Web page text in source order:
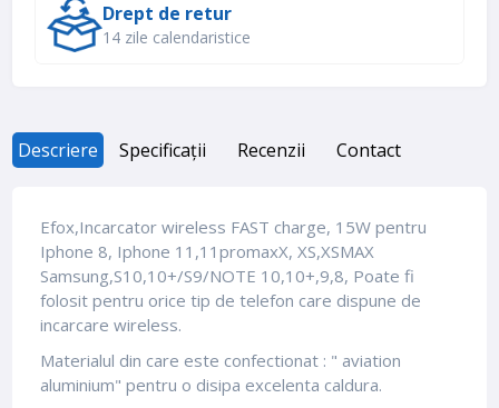
Drept de retur
14 zile calendaristice
Descriere Specificații Recenzii Contact
Efox,Incarcator wireless FAST charge, 15W pentru
Iphone 8, Iphone 11,11promaxX, XS,XSMAX
Samsung,S10,10+/S9/NOTE 10,10+,9,8, Poate fi
folosit pentru orice tip de telefon care dispune de
incarcare wireless.
Materialul din care este confectionat : " aviation
aluminium" pentru o disipa excelenta caldura.